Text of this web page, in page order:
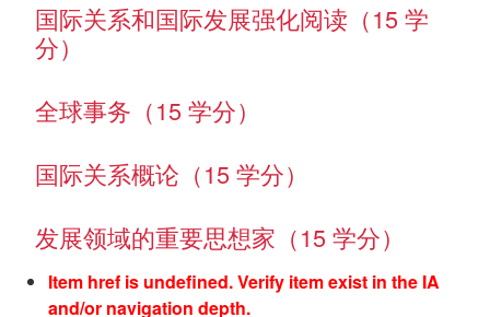
国际关系和国际发展强化阅读（15 学
分）
全球事务（15 学分）
国际关系概论（15 学分）
发展领域的重要思想家（15 学分）
Item href is undefined. Verify item exist in the IA
and/or navigation depth.